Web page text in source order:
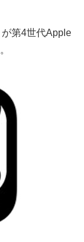
第4世代Apple